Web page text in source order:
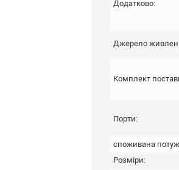
Додатково:
Джерело
Комплект
Порти:
споживана
Розміри: